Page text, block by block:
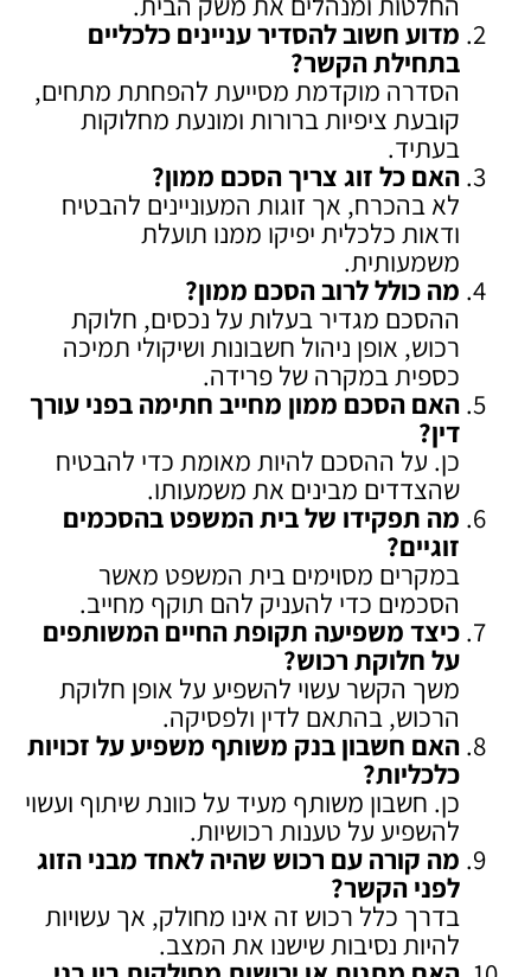
מדוע חשוב להסדיר עניינים כלכליים
בתחילת הקשר?
הסדרה מוקדמת מסייעת להפחתת מתחים,
קובעת ציפיות ברורות ומונעת מחלוקות
בעתיד.
האם כל זוג צריך הסכם ממון?
לא בהכרח, אך זוגות המעוניינים להבטיח
ודאות כלכלית יפיקו ממנו תועלת
משמעותית.
מה כולל לרוב הסכם ממון?
ההסכם מגדיר בעלות על נכסים, חלוקת
רכוש, אופן ניהול חשבונות ושיקולי תמיכה
כספית במקרה של פרידה.
האם הסכם ממון מחייב חתימה בפני עורך
דין?
כן. על ההסכם להיות מאומת כדי להבטיח
שהצדדים מבינים את משמעותו.
מה תפקידו של בית המשפט בהסכמים
זוגיים?
במקרים מסוימים בית המשפט מאשר
הסכמים כדי להעניק להם תוקף מחייב.
כיצד משפיעה תקופת החיים המשותפים
על חלוקת רכוש?
משך הקשר עשוי להשפיע על אופן חלוקת
הרכוש, בהתאם לדין ולפסיקה.
האם חשבון בנק משותף משפיע על זכויות
כלכליות?
כן. חשבון משותף מעיד על כוונת שיתוף ועשוי
להשפיע על טענות רכושיות.
מה קורה עם רכוש שהיה לאחד מבני הזוג
לפני הקשר?
בדרך כלל רכוש זה אינו מחולק, אך עשויות
להיות נסיבות שישנו את המצב.